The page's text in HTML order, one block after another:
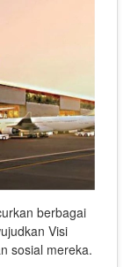
berbagai
Visi
sosial mereka.